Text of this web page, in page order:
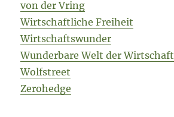
von der Vring
Wirtschaftliche Freiheit
Wirtschaftswunder
Wunderbare Welt der Wirtschaft
Wolfstreet
Zerohedge